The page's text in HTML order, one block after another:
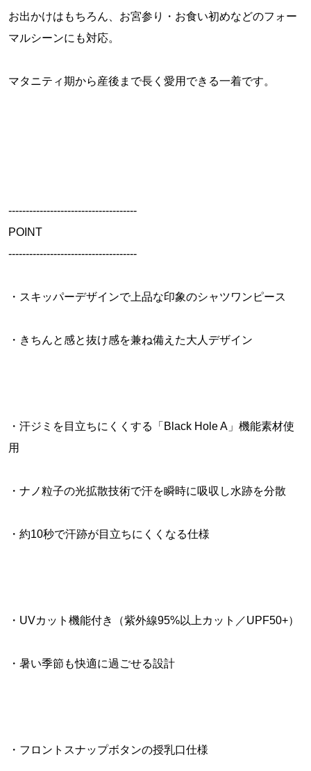
お出かけはもちろん、お宮参り・お食い初めなどのフォー
マルシーンにも対応。
マタニティ期から産後まで長く愛用できる一着です。
-------------------------------------
POINT
-------------------------------------
・スキッパーデザインで上品な印象のシャツワンピース
・きちんと感と抜け感を兼ね備えた大人デザイン
・汗ジミを目立ちにくくする「Black Hole A」機能素材使
用
・ナノ粒子の光拡散技術で汗を瞬時に吸収し水跡を分散
・約10秒で汗跡が目立ちにくくなる仕様
・UVカット機能付き（紫外線95%以上カット／UPF50+）
・暑い季節も快適に過ごせる設計
・フロントスナップボタンの授乳口仕様